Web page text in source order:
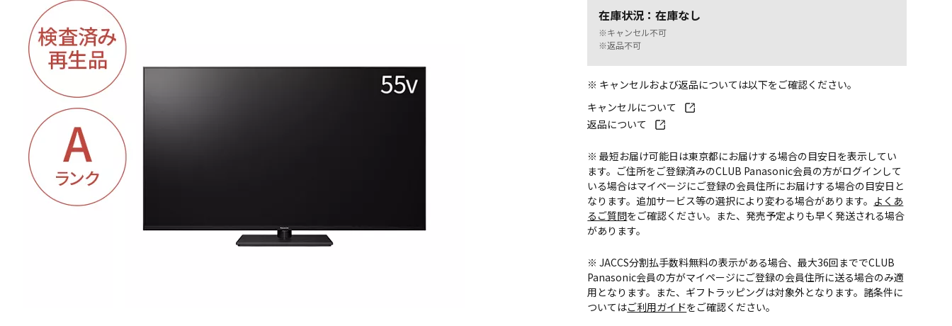
在庫状況：在庫なし
※キャンセル不可
※返品不可
※ キャンセルおよび返品については以下をご確認ください。
キャンセルについて
返品について
※ 最短お届け可能日は東京都にお届けする場合の目安日を表示してい
ます。ご住所をご登録済みのCLUB Panasonic会員の方がログインして
いる場合はマイページにご登録の会員住所にお届けする場合の目安日と
なります。追加サービス等の選択により変わる場合があります。 よくあ
るご質問をご確認ください。また、発売予定よりも早く発送される場合
があります。
※ JACCS分割払手数料無料の表示がある場合、最大36回まででCLUB
Panasonic会員の方がマイページにご登録の会員住所に送る場合のみ適
用となります。また、ギフトラッピングは対象外となります。諸条件に
ついてはご利用ガイドをご確認ください。